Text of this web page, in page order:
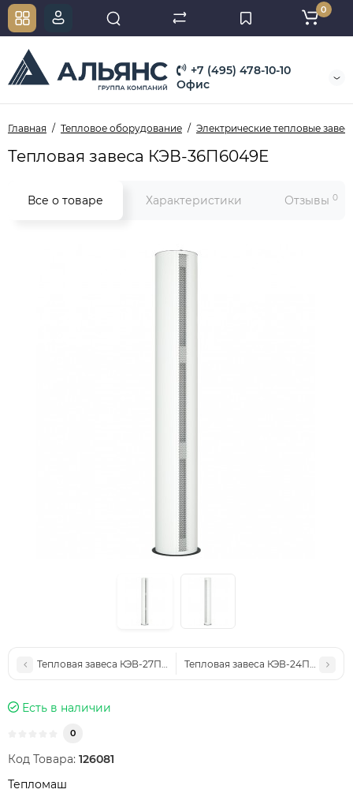
+7 (495) 478-10-10
Офис
0
Главная Тепловое оборудование Электрические тепловые
Тепловая завеса КЭВ-36П6049E
Все о товаре Характеристики Отзывы 0
Тепловая завеса КЭВ-27П6046EТепловая завеса КЭВ-24П6045E
Есть в наличии
0
Код Товара: 126081
Тепломаш